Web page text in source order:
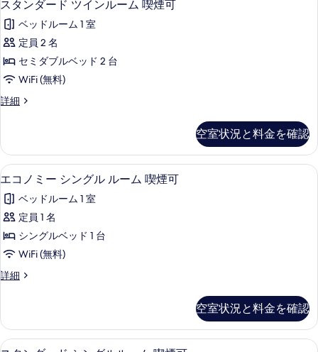
を
表
示
す
ー
ム
禁
煙
の
す
の
写
真
を
表
示
る
ン
ル
ム
禁
の
タ
ン
ダ
ー
ツ
ン
ル
ー
ム
喫
煙
可
の
て
の
スタンダード ツインルーム 喫煙可
ベッドルーム 1 室
定員 2 名
セミダブルベッド 2 台
WiFi (無料)
詳細
ス
ー
ド
ツ
ン
ル
ム
喫
可
空室状況と料金を確認
エ
コ
ノ
ミ
ー
ン
ル
ル
4
エコノミー シングル ルーム 喫煙可
ベッドルーム 1 室
定員 1 名
シングルベッド 1 台
WiFi (無料)
詳細
エ
ー
シ
空室状況と料金を確認
ス